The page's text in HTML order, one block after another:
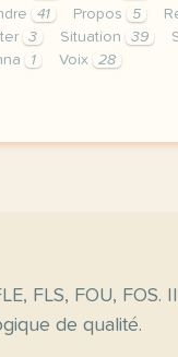
41 Propos 5
3 Situation 39
1 Voix 28
FLS, FOU, FOS.
de qualité.